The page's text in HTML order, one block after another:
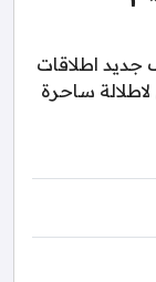
موضة 2026 واكتشف جديد اطلاقات
ساحرة